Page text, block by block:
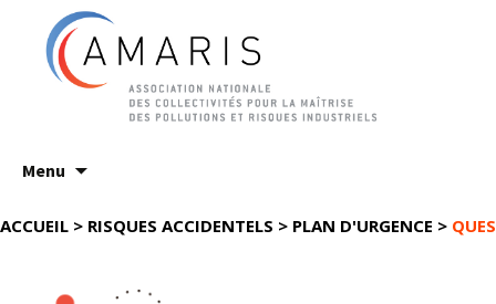
Menu
au
ACCUEIL > RISQUES ACCIDENTELS > PLAN D'URGENCE >